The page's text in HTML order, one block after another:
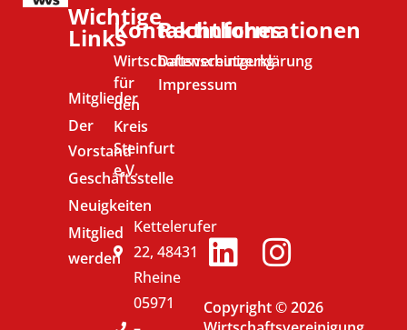
Wichtige
Links
Mitglieder
Der
Vorstand
Geschäftsstelle
Neuigkeiten
Mitglied
werden
Kontaktinformationen
Wirtschaftsvereinigung
für
den
Kreis
Steinfurt
e.V.
Kettelerufer
22, 48431
Rheine
05971
Rechtliches
Datenschutzerklärung
Impressum
Copyright © 2026